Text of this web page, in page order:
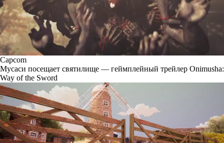
Capcom
Мусаси посещает святилище — геймплейный трейлер Onimusha:
Way of the Sword